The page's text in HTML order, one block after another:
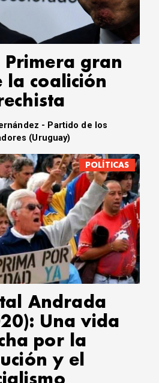
Primera gran
la coalición
- Partido de los
(Uruguay)
POLÍTICAS
Andrada
Una vida
por la
y el